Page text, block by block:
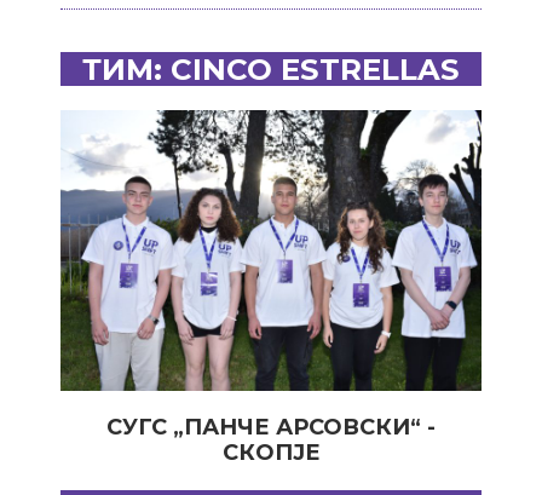
ТИМ: CINCO ESTRELLAS
СУГС „ПАНЧЕ АРСОВСКИ“ -
СКОПЈЕ